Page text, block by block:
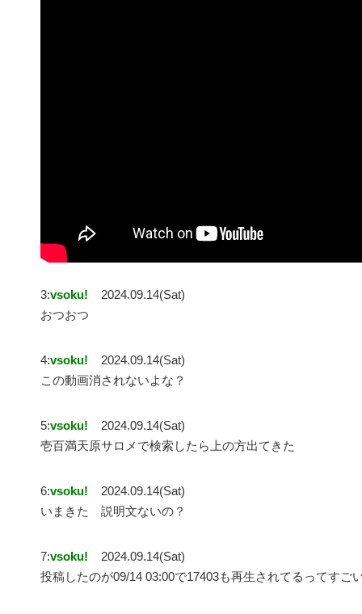
3:vsoku!
2024.09.14(Sat)
おつおつ
4:vsoku!
2024.09.14(Sat)
この動画消されないよな？
5:vsoku!
2024.09.14(Sat)
壱百満天原サロメで検索したら上の方出てきた
6:vsoku!
2024.09.14(Sat)
いまきた 説明文ないの？
7:vsoku!
2024.09.14(Sat)
投稿したのが09/14 03:00で17403も再生されてるってすご